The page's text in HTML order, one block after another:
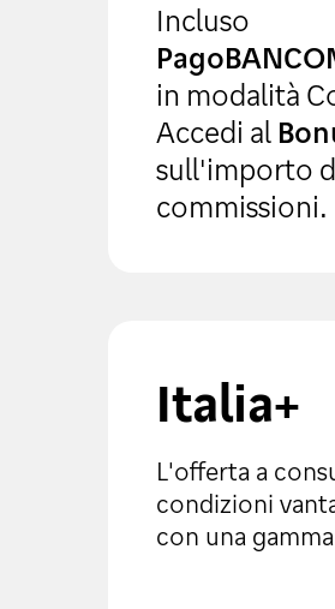
Incluso
in modalità
Accedi al
sull'importo
commissioni.
Italia+
L'offerta a
condizioni
con una